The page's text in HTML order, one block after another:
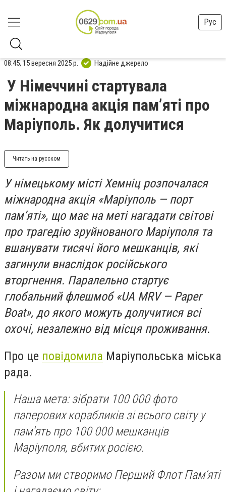
Рус
08:45, 15 вересня 2025 р. Надійне джерело
У Німеччині стартувала
міжнародна акція пам’яті про
Маріуполь. Як долучитися
Читать на русском
У німецькому місті Хемніц розпочалася
міжнародна акція «Маріуполь — порт
пам’яті», що має на меті нагадати світові
про трагедію зруйнованого Маріуполя та
вшанувати тисячі його мешканців, які
загинули внаслідок російського
вторгнення. Паралельно стартує
глобальний флешмоб «UA MRV — Paper
Boat», до якого можуть долучитися всі
охочі, незалежно від місця проживання.
Про це повідомила Маріупольська міська
рада.
Наша мета: зібрати 100 000 фото
паперових корабликів зі всього світу у
пам'ять про 100 000 мешканців
Маріуполя, вбитих росією.
Разом ми створимо Перший Флот Пам’яті